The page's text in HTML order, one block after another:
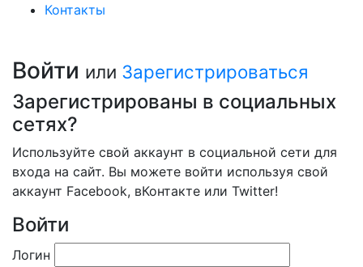
Контакты
Войти или Зарегистрироваться
Зарегистрированы в социальных
сетях?
Используйте свой аккаунт в социальной сети для
входа на сайт. Вы можете войти используя свой
аккаунт Facebook, вКонтакте или Twitter!
Войти
Логин